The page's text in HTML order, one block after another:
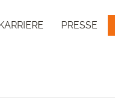
PRESSE